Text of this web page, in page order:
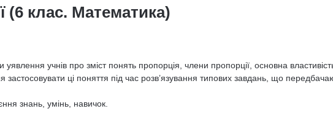
(6 клас. Математика)
учнів про зміст понять пропорція, члени пропорції, основна
застосовувати ці поняття під час розв’язування типових завдань, що
знань, умінь, навичок.